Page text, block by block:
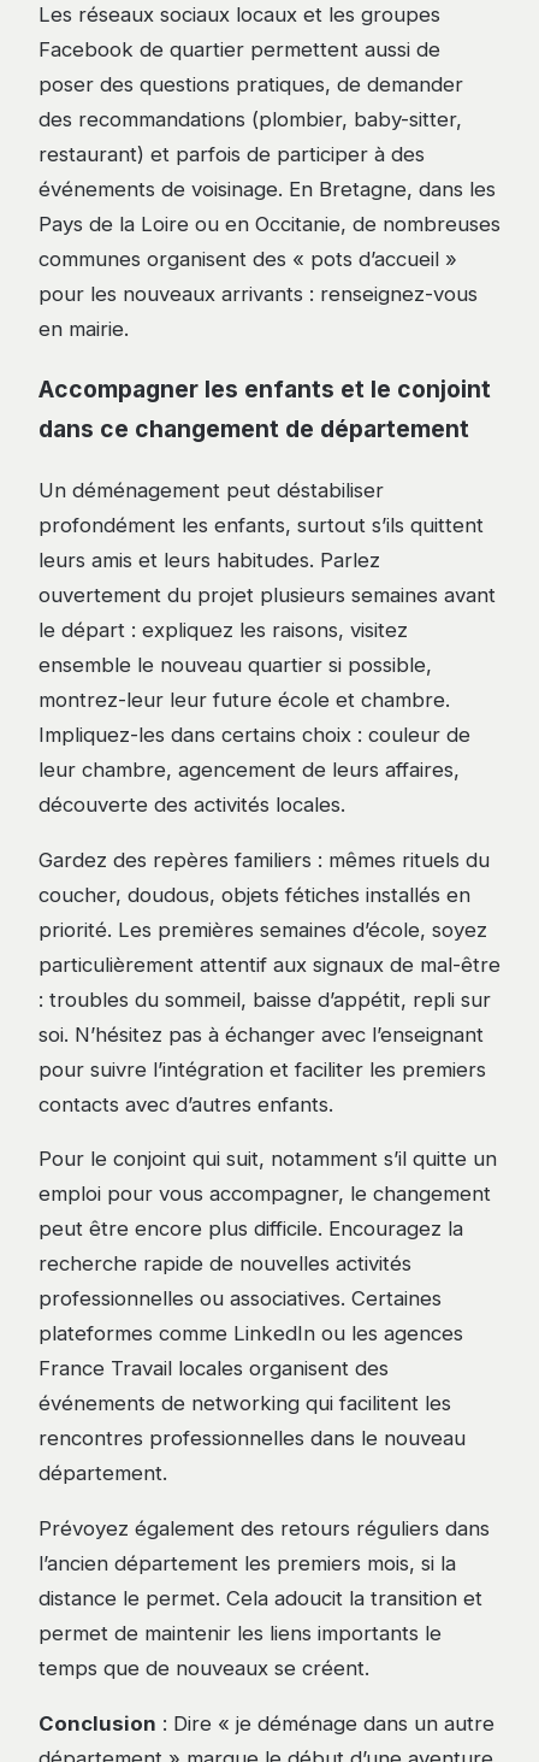
Les réseaux sociaux locaux et les groupes
Facebook de quartier permettent aussi de
poser des questions pratiques, de demander
des recommandations (plombier, baby-sitter,
restaurant) et parfois de participer à des
événements de voisinage. En Bretagne, dans les
Pays de la Loire ou en Occitanie, de nombreuses
communes organisent des « pots d’accueil »
pour les nouveaux arrivants : renseignez-vous
en mairie.
Accompagner les enfants et le conjoint
dans ce changement de département
Un déménagement peut déstabiliser
profondément les enfants, surtout s’ils quittent
leurs amis et leurs habitudes. Parlez
ouvertement du projet plusieurs semaines avant
le départ : expliquez les raisons, visitez
ensemble le nouveau quartier si possible,
montrez-leur leur future école et chambre.
Impliquez-les dans certains choix : couleur de
leur chambre, agencement de leurs affaires,
découverte des activités locales.
Gardez des repères familiers : mêmes rituels du
coucher, doudous, objets fétiches installés en
priorité. Les premières semaines d’école, soyez
particulièrement attentif aux signaux de mal-être
: troubles du sommeil, baisse d’appétit, repli sur
soi. N’hésitez pas à échanger avec l’enseignant
pour suivre l’intégration et faciliter les premiers
contacts avec d’autres enfants.
Pour le conjoint qui suit, notamment s’il quitte un
emploi pour vous accompagner, le changement
peut être encore plus difficile. Encouragez la
recherche rapide de nouvelles activités
professionnelles ou associatives. Certaines
plateformes comme LinkedIn ou les agences
France Travail locales organisent des
événements de networking qui facilitent les
rencontres professionnelles dans le nouveau
département.
Prévoyez également des retours réguliers dans
l’ancien département les premiers mois, si la
distance le permet. Cela adoucit la transition et
permet de maintenir les liens importants le
temps que de nouveaux se créent.
Conclusion : Dire « je déménage dans un autre